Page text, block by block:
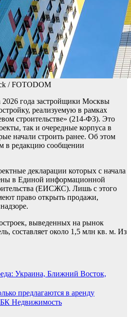
/ FOTODOM
2026 года застройщики Москвы
реализуемую в рамках
строительстве» (214-ФЗ). Это
так и очередные корпуса в
начали строить ранее. Об этом
в редакцию сообщении
декларации которых с начала
в Единой информационной
(ЕИСЖС). Лишь с этого
право открыть продажи,
выведенных на рынок
составляет около 1,5 млн кв. м. Из
Украина, Ближний Восток,
предлагаются в аренду
Недвижимость